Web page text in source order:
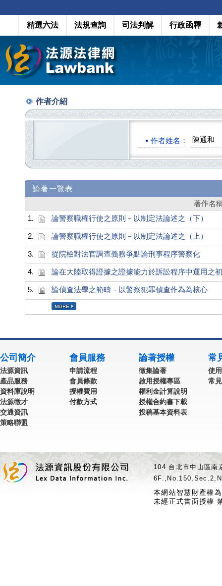
精選六法 法規查詢 司法判解 行政函釋
作者介紹
作者姓名： 陳通和
論著一覽表
著作名
1.
論警察職權行使之原則－以制定法論述之（下）
2. 論警察職權行使之原則－以制定法論述之（上）
3. 從院檢對法官調查義務爭點論刑事程序警察化
4. 論在大陸取得證據之證據能力於訴訟程序中運用之
5. 論偵查法學之範疇－以警察犯罪偵查作為為核心
公司簡介
法源資訊
產品服務
資料庫說明
法源徵才
交通資訊
策略聯盟
會員服務
申請流程
會員條款
授權費用
付款方式
論著授權
徵集論著
啟用授權專區
權利金計算說明
授權合約書下載
投稿基本資料表
常
使
常
104 台北市中山區
本網站智慧財產權
未經正式書面授權